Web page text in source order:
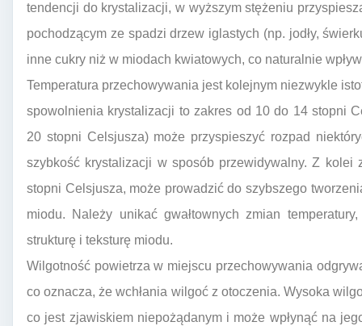
tendencji do krystalizacji, w wyższym stężeniu
pochodzącym ze spadzi drzew iglastych (np. jodły,
inne cukry niż w miodach kwiatowych, co naturalnie
Temperatura przechowywania jest kolejnym niezwykle
spowolnienia krystalizacji to zakres od 10 do 14 stopni
20 stopni Celsjusza) może przyspieszyć rozpad
szybkość krystalizacji w sposób przewidywalny. Z kolei
stopni Celsjusza, może prowadzić do szybszego
miodu. Należy unikać gwałtownych zmian
strukturę i teksturę miodu.
Wilgotność powietrza w miejscu przechowywania
co oznacza, że wchłania wilgoć z otoczenia. Wysoka
co jest zjawiskiem niepożądanym i może wpłynąć na